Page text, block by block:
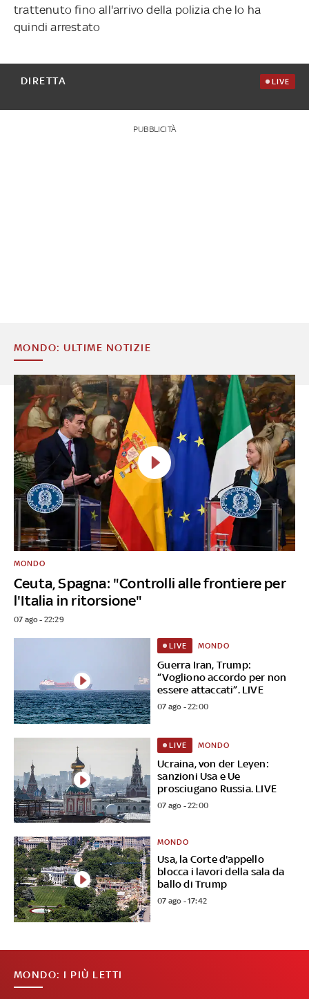
trattenuto fino all'arrivo della polizia che lo ha
quindi arrestato
DIRETTA LIVE
PUBBLICITÀ
MONDO: ULTIME NOTIZIE
Ceuta, Spagna: "Controlli alle frontiere per
l'Italia in ritorsione"
MONDO
07 ago - 22:29
Guerra Iran, Trump:
“Vogliono accordo per non
essere attaccati”. LIVE
LIVE MONDO
07 ago - 22:00
Ucraina, von der Leyen:
sanzioni Usa e Ue
prosciugano Russia. LIVE
LIVE MONDO
07 ago - 22:00
Usa, la Corte d'appello
blocca i lavori della sala da
ballo di Trump
MONDO
07 ago - 17:42
MONDO: I PIÙ LETTI